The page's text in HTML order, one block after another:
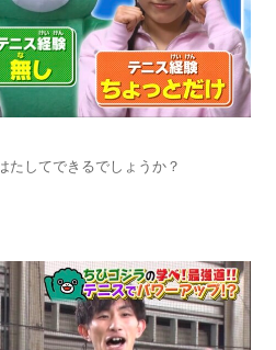
たしてできるでしょうか？